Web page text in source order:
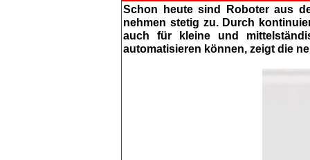
Schon heute sind Roboter aus
nehmen stetig zu. Durch
auch für kleine und
automatisieren können, zeigt die